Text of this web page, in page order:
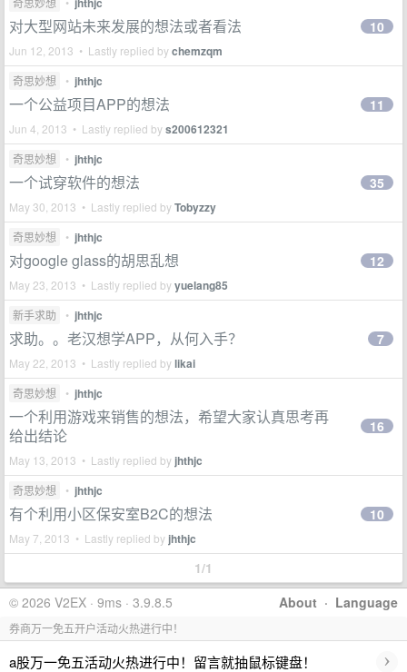
对大型网站未来发展的想法或者看法
Jun 12, 2013 • Lastly replied bychemzqm
10
奇思妙想 • jhthjc
一个公益项目APP的想法
Jun 4, 2013 • Lastly replied bys200612321
11
奇思妙想 • jhthjc
一个试穿软件的想法
May 30, 2013 • Lastly replied byTobyzzy
35
奇思妙想 • jhthjc
对google glass的胡思乱想
May 23, 2013 • Lastly replied byyuelang85
12
新手求助 • jhthjc
求助。。老汉想学APP，从何入手？
May 22, 2013 • Lastly replied bylikai
7
奇思妙想 • jhthjc
一个利用游戏来销售的想法，希望大家认真思考再
给出结论
May 13, 2013 • Lastly replied by jhthjc
16
奇思妙想 • jhthjc
有个利用小区保安室B2C的想法
May 7, 2013 • Lastly replied by jhthjc
10
1/1
About · Language
© 2026 V2EX · 9ms · 3.9.8.5
券商万一免五开户活动火热进行中！
a股万一免五活动火热进行中！留言就抽鼠标键盘！ ›